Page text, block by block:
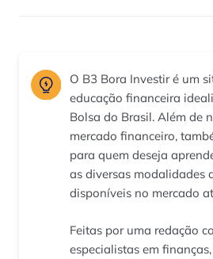
O B3 Bora Investir é um
educação financeira
Bolsa do Brasil. Além de
mercado financeiro,
para quem deseja
as diversas modalidades
disponíveis no mercado
Feitas por uma redação
especialistas em